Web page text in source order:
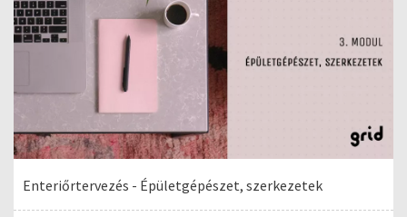
Enteriőrtervezés - Épületgépészet, szerkezetek